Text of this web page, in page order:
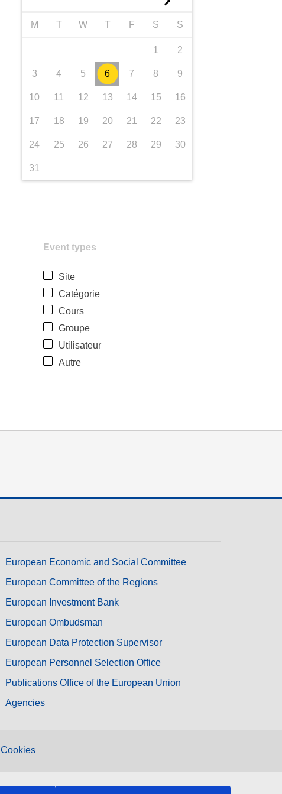
M T W T F S S
1 2
3 4 5 6 7 8 9
10 11 12 13 14 15 16
17 18 19 20 21 22 23
24 25 26 27 28 29 30
31
Event types
Site
Catégorie
Cours
Groupe
Utilisateur
Autre
European Economic and Social Committee
European Committee of the Regions
European Investment Bank
European Ombudsman
European Data Protection Supervisor
European Personnel Selection Office
Publications Office of the European Union
Agencies
Cookies